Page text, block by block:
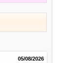
05/08/2026